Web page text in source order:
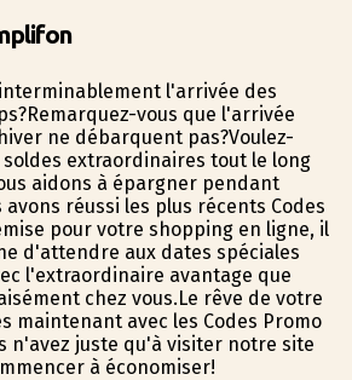
l'arrivée des
vous que l'arrivée
ne débarquent pas?Voulez-
extraordinaires tout le long
aidons à épargner pendant
réussi les plus récents Codes
pour votre shopping en ligne, il
d'attendre aux dates spéciales
l'extraordinaire avantage que
chez vous.Le rêve de votre
maintenant avec les Codes Promo
n'avez juste qu'à visiter notre site
à économiser!